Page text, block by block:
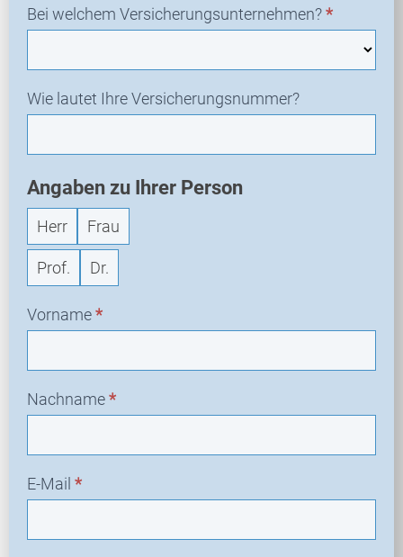
a
g
Bei welchem Versicherungsunternehmen?*
Wie lautet Ihre Versicherungsnummer?
Angaben zu Ihrer Person
Herr Frau
Prof. Dr.
Vorname*
Nachname*
E-Mail *